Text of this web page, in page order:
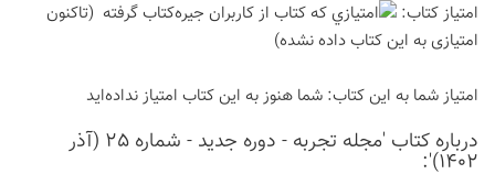
امتیاز كتاب:
(تاكنون
امتیازی به این كتاب داده نشده)
امتیاز شما به این كتاب: شما هنوز به این كتاب امتیاز نداده‌اید
درباره كتاب 'مجله تجربه - دوره جدید - شماره 25 (آذر
1402)':